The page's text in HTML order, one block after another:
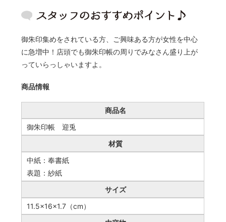
御朱印集めをされている方、ご興味ある方が女性を中心
に急増中！店頭でも御朱印帳の周りでみなさん盛り上が
っていらっしゃいますよ。
商品情報
商品名
御朱印帳 迎兎
材質
中紙：奉書紙
表題：紗紙
サイズ
11.5×16×1.7（cm）